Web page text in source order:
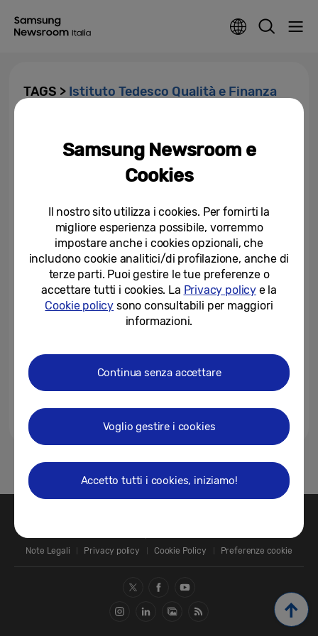
TAGS > Istituto Tedesco Qualità e Finanza
numero 1 nell’assistenza post-
vendita
Note Legali
Privacy policy Cookie Policy Preferenze cookie
Samsung Newsroom e
Cookies
Il nostro sito utilizza i cookies. Per fornirti la
migliore esperienza possibile, vorremmo
impostare anche i cookies opzionali, che
includono cookie analitici/di profilazione, anche di
terze parti. Puoi gestire le tue preferenze o
accettare tutti i cookies. La Privacy policye la
Cookie policy sono consultabili per maggiori
informazioni.
Continua senza accettare
Voglio gestire i cookies
Accetto tutti i cookies, iniziamo!